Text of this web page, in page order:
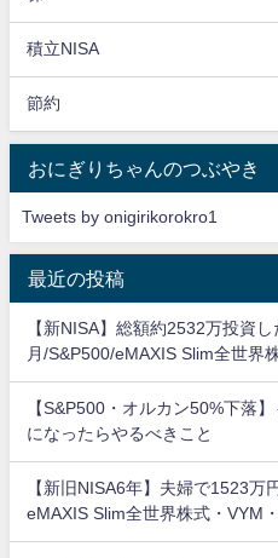
積立NISA
節約
おにぎりちゃんのつぶやき
Tweets by onigirikorokro1
最近の投稿
【新NISA】総額約2532万投資
月/S&P500/eMAXIS Slim全世界
【S&P500・オルカン50%下落
になったらやるべきこと
【新旧NISA6年】夫婦で1523万
eMAXIS Slim全世界株式・VYM